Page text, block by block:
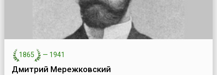
1865 — 1941
Дмитрий Мережковский